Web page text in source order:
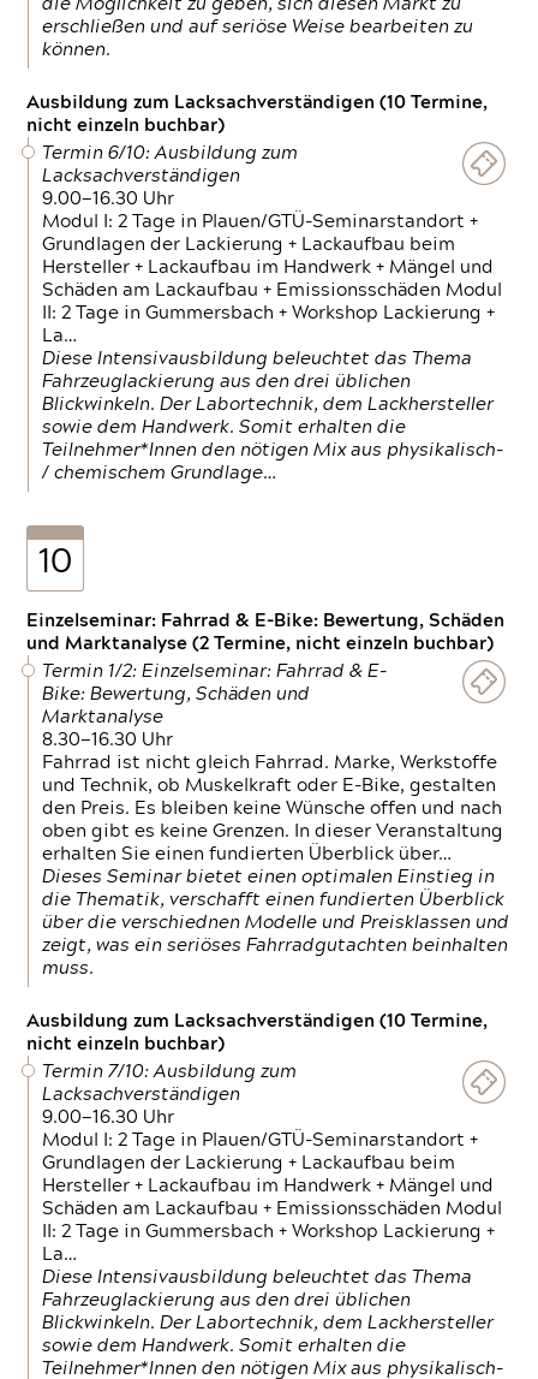
die Möglichkeit zu geben, sich diesen Markt zu
erschließen und auf seriöse Weise bearbeiten zu
können.
Ausbildung zum Lacksachverständigen (10 Termine,
nicht einzeln buchbar)
Termin 6/10: Ausbildung zum
Lacksachverständigen
9.00—16.30 Uhr
Modul I: 2 Tage in Plauen/GTÜ-Seminarstandort +
Grundlagen der Lackierung + Lackaufbau beim
Hersteller + Lackaufbau im Handwerk + Mängel und
Schäden am Lackaufbau + Emissionsschäden Modul
II: 2 Tage in Gummersbach + Workshop Lackierung +
La…
Diese Intensivausbildung beleuchtet das Thema
Fahrzeuglackierung aus den drei üblichen
Blickwinkeln. Der Labortechnik, dem Lackhersteller
sowie dem Handwerk. Somit erhalten die
Teilnehmer*Innen den nötigen Mix aus physikalisch-
/ chemischem Grundlage…
10
Einzelseminar: Fahrrad & E-Bike: Bewertung, Schäden
und Marktanalyse (2 Termine, nicht einzeln buchbar)
Termin 1/2: Einzelseminar: Fahrrad & E-
Bike: Bewertung, Schäden und
Marktanalyse
8.30—16.30 Uhr
Fahrrad ist nicht gleich Fahrrad. Marke, Werkstoffe
und Technik, ob Muskelkraft oder E-Bike, gestalten
den Preis. Es bleiben keine Wünsche offen und nach
oben gibt es keine Grenzen. In dieser Veranstaltung
erhalten Sie einen fundierten Überblick über…
Dieses Seminar bietet einen optimalen Einstieg in
die Thematik, verschafft einen fundierten Überblick
über die verschiednen Modelle und Preisklassen und
zeigt, was ein seriöses Fahrradgutachten beinhalten
muss.
Ausbildung zum Lacksachverständigen (10 Termine,
nicht einzeln buchbar)
Termin 7/10: Ausbildung zum
Lacksachverständigen
9.00—16.30 Uhr
Modul I: 2 Tage in Plauen/GTÜ-Seminarstandort +
Grundlagen der Lackierung + Lackaufbau beim
Hersteller + Lackaufbau im Handwerk + Mängel und
Schäden am Lackaufbau + Emissionsschäden Modul
II: 2 Tage in Gummersbach + Workshop Lackierung +
La…
Diese Intensivausbildung beleuchtet das Thema
Fahrzeuglackierung aus den drei üblichen
Blickwinkeln. Der Labortechnik, dem Lackhersteller
sowie dem Handwerk. Somit erhalten die
Teilnehmer*Innen den nötigen Mix aus physikalisch-